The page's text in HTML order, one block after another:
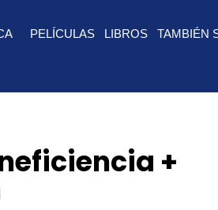
PELÍCULAS LIBROS TAMBIÉN
+